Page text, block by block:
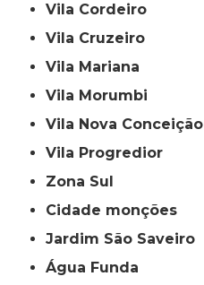
Vila Cordeiro
Vila Cruzeiro
Vila Mariana
Vila Morumbi
Vila Nova Conceição
Vila Progredior
Zona Sul
cidade monções
jardim São Saveiro
Água Funda